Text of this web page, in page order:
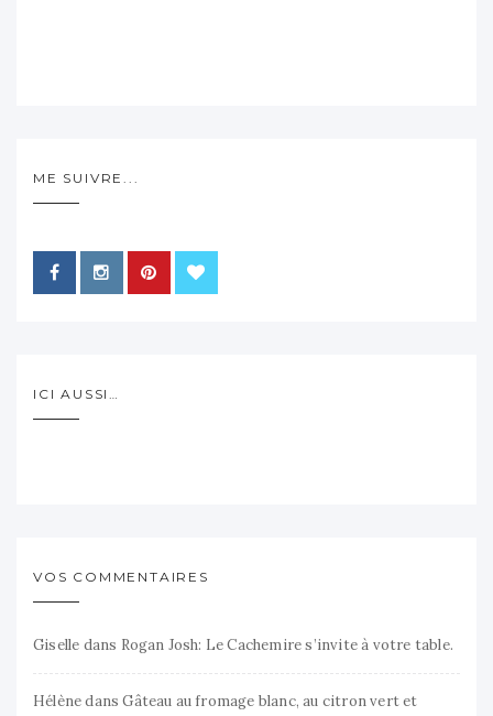
ME SUIVRE...
ICI AUSSI…
VOS COMMENTAIRES
Giselle dans Rogan Josh: Le Cachemire s’invite à votre table.
HélènedansGâteau au fromage blanc, au citron vert et